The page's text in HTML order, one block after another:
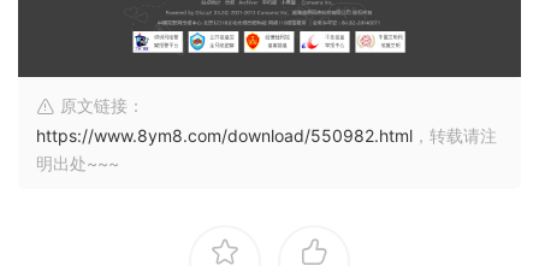
原文链接：
https://www.8ym8.com/download/550982.html ，转载请注
明出处~~~